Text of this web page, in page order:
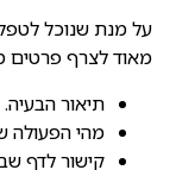
על מנת שנוכל
מאוד לצרף פרטים
תיאור הבעיה.
מהי הפעולה
קישור לדף